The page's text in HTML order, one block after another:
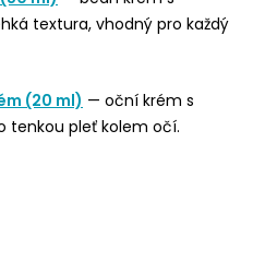
textura, vhodný pro každý
(20 ml) — oční krém s
tenkou pleť kolem očí.